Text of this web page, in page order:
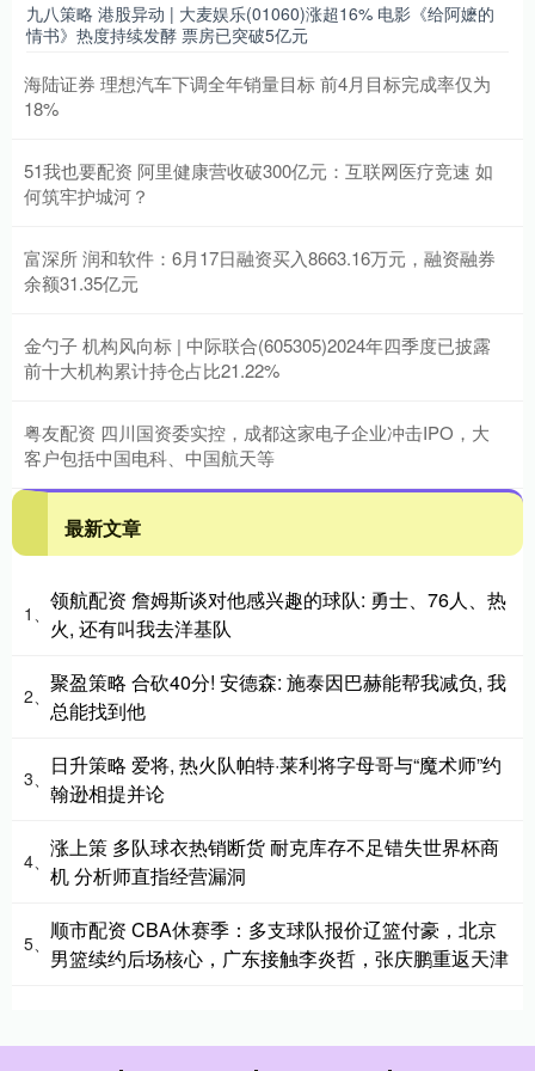
九八策略 港股异动 | 大麦娱乐(01060)涨超16% 电影《给阿嬷的
情书》热度持续发酵 票房已突破5亿元
海陆证券 理想汽车下调全年销量目标 前4月目标完成率仅为
18%
51我也要配资 阿里健康营收破300亿元：互联网医疗竞速 如
何筑牢护城河？
富深所 润和软件：6月17日融资买入8663.16万元，融资融券
余额31.35亿元
金勺子 机构风向标 | 中际联合(605305)2024年四季度已披露
前十大机构累计持仓占比21.22%
粤友配资 四川国资委实控，成都这家电子企业冲击IPO，大
客户包括中国电科、中国航天等
最新文章
1、
领航配资 詹姆斯谈对他感兴趣的球队: 勇士、76人、热
火, 还有叫我去洋基队
2、
聚盈策略 合砍40分! 安德森: 施泰因巴赫能帮我减负, 我
总能找到他
3、
日升策略 爱将, 热火队帕特·莱利将字母哥与“魔术师”约
翰逊相提并论
4、
涨上策 多队球衣热销断货 耐克库存不足错失世界杯商
机 分析师直指经营漏洞
5、
顺市配资 CBA休赛季：多支球队报价辽篮付豪，北京
男篮续约后场核心，广东接触李炎哲，张庆鹏重返天津